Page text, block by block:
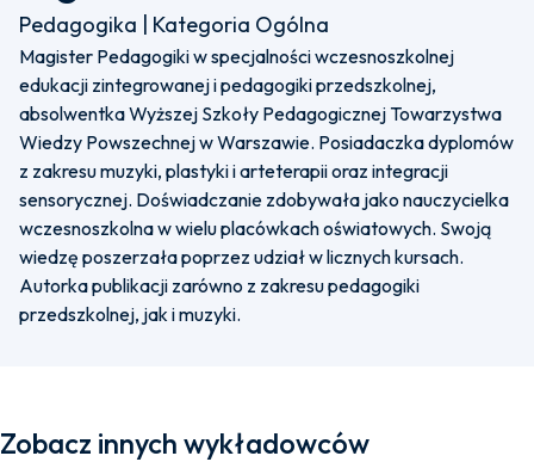
Pedagogika | Kategoria Ogólna
Magister Pedagogiki w specjalności wczesnoszkolnej
edukacji zintegrowanej i pedagogiki przedszkolnej,
absolwentka Wyższej Szkoły Pedagogicznej Towarzystwa
Wiedzy Powszechnej w Warszawie. Posiadaczka dyplomów
z zakresu muzyki, plastyki i arteterapii oraz integracji
sensorycznej. Doświadczanie zdobywała jako nauczycielka
wczesnoszkolna w wielu placówkach oświatowych. Swoją
wiedzę poszerzała poprzez udział w licznych kursach.
Autorka publikacji zarówno z zakresu pedagogiki
przedszkolnej, jak i muzyki.
Zobacz innych wykładowców